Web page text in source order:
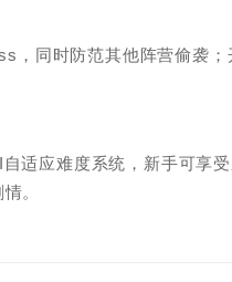
同时防范其他阵营偷袭
适应难度系统，新手可享
。